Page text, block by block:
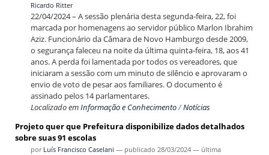
Ricardo Ritter
22/04/2024 – A sessão plenária desta segunda-feira, 22, foi
marcada por homenagens ao servidor público Marlon Ibrahim
Aziz. Funcionário da Câmara de Novo Hamburgo desde 2009,
o segurança faleceu na noite da última quinta-feira, 18, aos 41
anos. A perda foi lamentada por todos os vereadores, que
iniciaram a sessão com um minuto de silêncio e aprovaram o
envio de voto de pesar aos familiares. O documento é
assinado pelos 14 parlamentares.
Localizado emInformação e Conhecimento/Notícias
Projeto quer que Prefeitura disponibilize dados detalhados
sobre suas 91 escolas
por Luís Francisco Caselani — publicado 28/03/2024 — última